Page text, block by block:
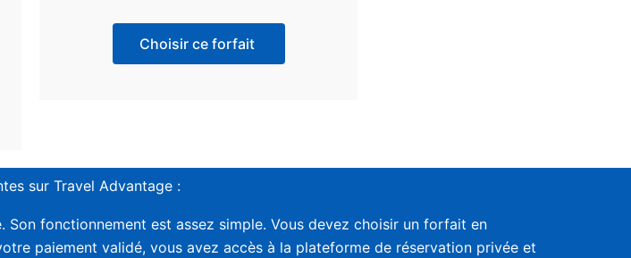
Choisir ce forfait
sur Travel Advantage :
fonctionnement est assez simple. Vous devez choisir un forfait en
paiement validé, vous avez accès à la plateforme de réservation privée et